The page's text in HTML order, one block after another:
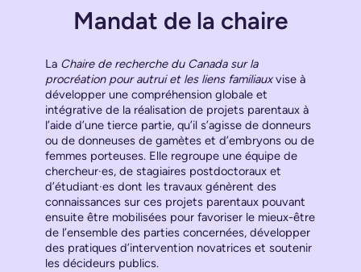
Mandat de la chaire
La Chaire de recherche du Canada sur la
procréation pour autrui et les liens familiauxvise à
développer une compréhension globale et
intégrative de la réalisation de projets parentaux à
l’aide d’une tierce partie, qu’il s’agisse de donneurs
ou de donneuses de gamètes et d’embryons ou de
femmes porteuses. Elle regroupe une équipe de
chercheur·es, de stagiaires postdoctoraux et
d’étudiant·es dont les travaux génèrent des
connaissances sur ces projets parentaux pouvant
ensuite être mobilisées pour favoriser le mieux-être
de l’ensemble des parties concernées, développer
des pratiques d’intervention novatrices et soutenir
les décideurs publics.